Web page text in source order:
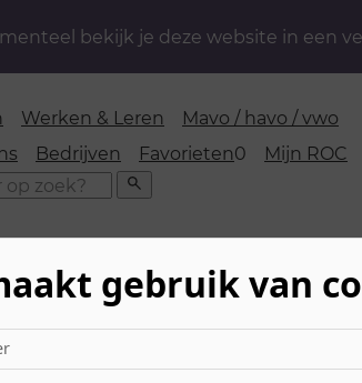
bekijk je deze website in een
Werken & Leren
Mavo / havo / vwo
Bedrijven Favorieten0 favorieten
Mijn ROC
Zoeken
gebruik van